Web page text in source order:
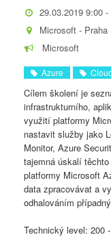
29.03.2019 9:00 -
Microsoft -
Microsoft
Azure
Cílem školení je
infrastrukturního,
využití platformy
nastavit služby jako
Monitor, Azure
tajemná úskalí
platformy Microsoft
data zpracovávat a
odhalováním
Technický level: 200